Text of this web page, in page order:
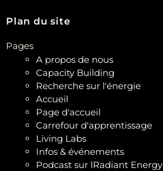
Plan du site
Pages
A propos de nous
Capacity Building
Recherche sur l'énergie
Accueil
Page d'accueil
Carrefour d'apprentissage
Living Labs
Infos & événements
Podcast sur lRadiant Energy